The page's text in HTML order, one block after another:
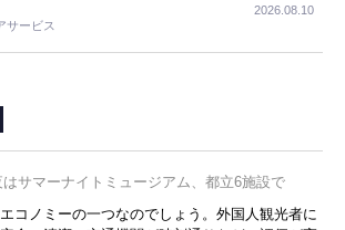
サービス
2026.08.10
はサマーナイトミュージアム、都立6施設で
コノミーの一つなのでしょう。外国人観光者に